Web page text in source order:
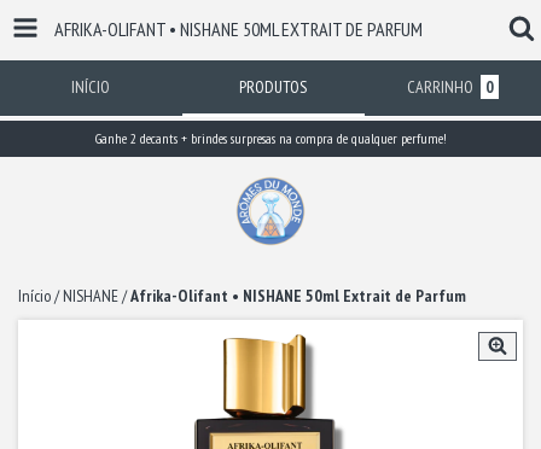
AFRIKA-OLIFANT • NISHANE 50ML EXTRAIT DE PARFUM
INÍCIO PRODUTOS CARRINHO 0
Ganhe 2 decants + brindes surpresas na compra de qualquer perfume!
Início/ NISHANE/Afrika-Olifant • NISHANE 50ml Extrait de Parfum